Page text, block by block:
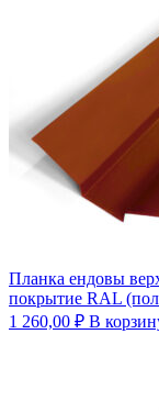
Планка ендовы
покрытие RAL
1 260,00 ₽ В